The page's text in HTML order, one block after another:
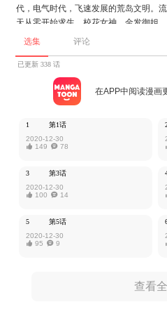
代，电气时代，飞速发展的荒岛文明。
天从零开始求生。校花女神，金发御姐
雕，收狼王，退巨蟒，这座荒岛，由我做
该作品由青葶动漫授权MangaToon发布
MangaToon所持立场。
选集 评论
已更新 338 话
在APP中阅读漫画
1
第1话
2020-12-30
 149 78
3
第3话
2020-12-30
 100 14
5
第5话
2020-12-30
 95 9
查看